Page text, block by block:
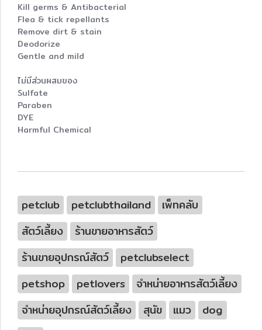
Kill germs & Antibacterial
Flea & tick repellants
Remove dirt & stain
Deodorize
Gentle and mild
ไม่มีส่วนผสมของ
Sulfate
Paraben
DYE
Harmful Chemical
petclub petclubthailand
เพ็ทคลับ
สัตว์เลี้ยง
ร้านขายอาหารสัตว์
ร้านขายอุปกรณ์สัตว์
petclubselect
petshop
petlovers
จำหน่ายอาหารสัตว์เลี้ยง
จำหน่ายอุปกรณ์สัตว์เลี้ยง
สุนัข แมว
dog